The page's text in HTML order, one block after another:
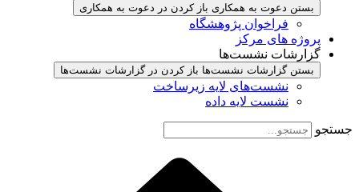
بستن دعوت به همکاری باز کردن در دعوت به همکاری
فراخوان پژوهشگاه
پروژه های مرکز
گزارشات نشست‌ها
بستن گزارشات نشست‌ها باز کردن در گزارشات نشست‌ها
نشست‌‌های لایه زیرساخت
نشست لایه داده
جستجو